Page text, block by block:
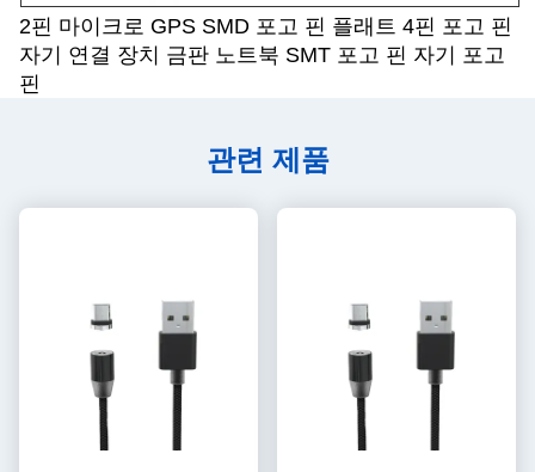
2핀 마이크로 GPS SMD 포고 핀 플래트 4핀 포고 핀
자기 연결 장치 금판 노트북 SMT 포고 핀 자기 포고
핀
관련 제품